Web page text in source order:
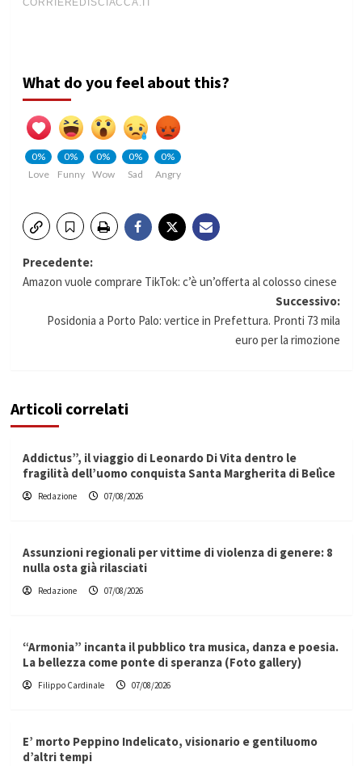
What do you feel about this?
0%
Love
0%
Funny
0%
Wow
0%
Sad
0%
Angry
Navigazione
Precedente:
Amazon vuole comprare TikTok: c’è un’offerta al colosso cinese
Successivo:
Posidonia a Porto Palo: vertice in Prefettura. Pronti 73 mila
euro per la rimozione
Articoli correlati
Addictus”, il viaggio di Leonardo Di Vita dentro le
fragilità dell’uomo conquista Santa Margherita di Belìce
Redazione 07/08/2026
Assunzioni regionali per vittime di violenza di genere: 8
nulla osta già rilasciati
Redazione 07/08/2026
“Armonia” incanta il pubblico tra musica, danza e poesia.
La bellezza come ponte di speranza (Foto gallery)
Filippo Cardinale 07/08/2026
E’ morto Peppino Indelicato, visionario e gentiluomo
d’altri tempi